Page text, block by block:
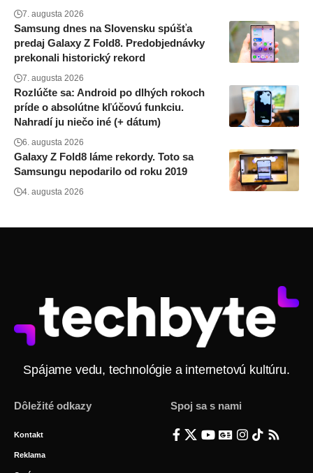
7. augusta 2026
Samsung dnes na Slovensku spúšťa
predaj Galaxy Z Fold8. Predobjednávky
prekonali historický rekord
7. augusta 2026
Rozlúčte sa: Android po dlhých rokoch
príde o absolútne kľúčovú funkciu.
Nahradí ju niečo iné (+ dátum)
6. augusta 2026
Galaxy Z Fold8 láme rekordy. Toto sa
Samsungu nepodarilo od roku 2019
4. augusta 2026
Spájame vedu, technológie a internetovú kultúru.
Dôležité odkazy
Kontakt
Reklama
Spoj sa s nami